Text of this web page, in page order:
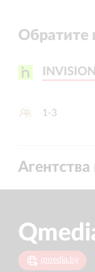
Стандартная
сроки, со
отвечает в
Никакого
Обратите
1-3
Агентства
qmedia.by